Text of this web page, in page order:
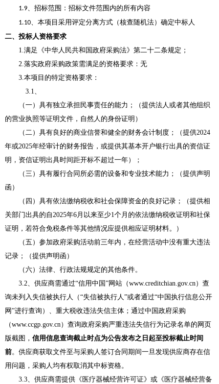
1.9、招标范围：招标文件范围内的所有内容
1.10、本项目采用评定分离方式（核查 随机法）确定中标人
二、投标人资格要求
1.满足《中华人民共和国政府采购法》第二十二条规定；
2.落实政府采购政策需满足的资格要求： 无
3.本项目的特定资格要求：
3.1、
（一）具有独立承担民事责任的能力；
（提供法人或者其他组织
的营业执照等证明文件，自然人的身份证明）
（二）具有良好的商业信誉和健全的财务会计制度；
（提供2024
年或2025年经审计的财务报告， 或提供其基本开户银行出具的资信证
明，资信证明出具时间距开标不超过一年）
；
（三）具有履行合同所必需的设备和专业技术能力 ； （提供声明
函 ）
（四） 具有依法缴纳税收和社会保障资金的良好记录；（提供相
关部门出具的自2025年6月以来至少1个月的依法缴纳税收证明和社保
证明，若符合免税条件等其他情况应提供相应证明材料。
）
（五）参加政府采购活动前三年内，在经营活动中没有重大违法
记录；（提供声明函 ）
（六）法律、行政法规规定的其他条件。
3.2、 供应商需通过“信用中国”网站（www.creditchian.gov.cn）查
询未列入失信被执行人（“失信被执行人”或者通过“中国执行信息公开
网”进行查询）、重大税收违法失信主体；通过中国政府采购
（www.ccgp.gov.cn）查询政府采购严重违法失信行为记录名单的网页
版截图， 信用信息查询截止时点为公告发布之日起至投标截止时间
前。供应商获取文件至与采购人签订合同期间一旦发现供应商存在信
用问题，采购人均有权取消其中标资格。
3.3、 供应商需提供《医疗器械经营许可证》或《医疗器械经营备